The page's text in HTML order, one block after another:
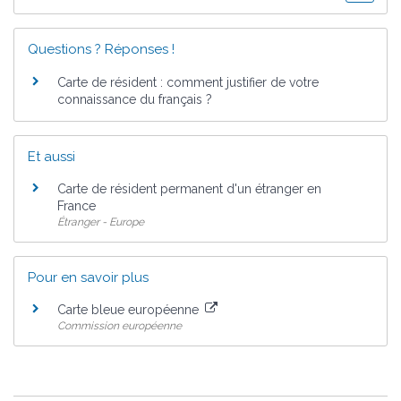
Questions ? Réponses !
Carte de résident : comment justifier de votre
connaissance du français ?
Et aussi
Carte de résident permanent d'un étranger en
France
Étranger - Europe
Pour en savoir plus
Carte bleue européenne
Commission européenne